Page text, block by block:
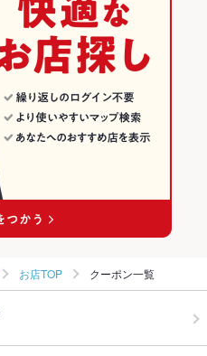
お店TOP クーポン一覧